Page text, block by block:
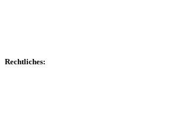
Rechtliches: